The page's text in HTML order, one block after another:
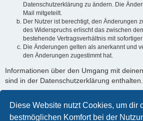
Diese Website nutzt Cookies, um dir
bestmöglichen Komfort bei der
Datenschutzerklärung zu ändern. Die
Mail mitgeteilt.
Der Nutzer ist berechtigt, den Änderungen
des Widerspruchs erlischt das zwischen
bestehende Vertragsverhältnis mit
Die Änderungen gelten als anerkannt und
den Änderungen zugestimmt hat.
Informationen über den Umgang mit
sind in der Datenschutzerklärung enthalten.